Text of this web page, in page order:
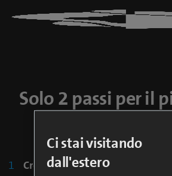
Blue+
Film e Serie
On Demand
Solo 2 passi per il
blue
Crea login o accedi con
Ci stai visitando
dall'estero